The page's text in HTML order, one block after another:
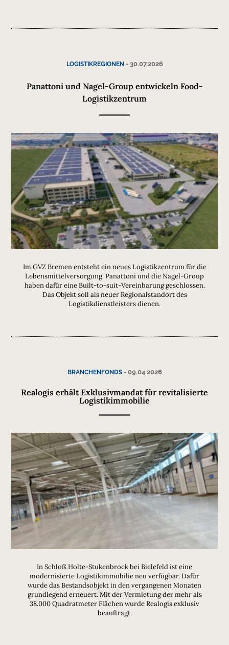
LOGISTIKREGIONEN- 30.07.2026
Panattoni und Nagel-Group entwickeln Food-
Logistikzentrum
Im GVZ Bremen entsteht ein neues Logistikzentrum für die
Lebensmittelversorgung. Panattoni und die Nagel-Group
haben dafür eine Built-to-suit-Vereinbarung geschlossen.
Das Objekt soll als neuer Regionalstandort des
Logistikdienstleisters dienen.
BRANCHENFONDS- 09.04.2026
Realogis erhält Exklusivmandat für revitalisierte
Logistikimmobilie
In Schloß Holte-Stukenbrock bei Bielefeld ist eine
modernisierte Logistikimmobilie neu verfügbar. Dafür
wurde das Bestandsobjekt in den vergangenen Monaten
grundlegend erneuert. Mit der Vermietung der mehr als
38.000 Quadratmeter Flächen wurde Realogis exklusiv
beauftragt.